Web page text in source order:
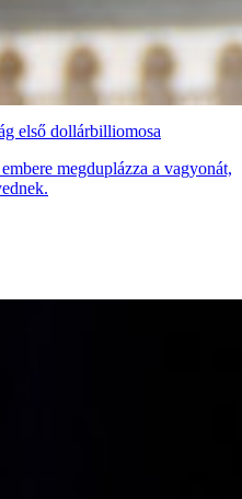
első dollárbilliomosa
megduplázza a vagyonát,